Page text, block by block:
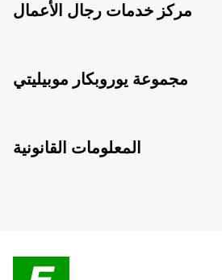
مركز خدمات رجال الأعمال
مجموعة يوروبكار موبيليتي
المعلومات القانونية